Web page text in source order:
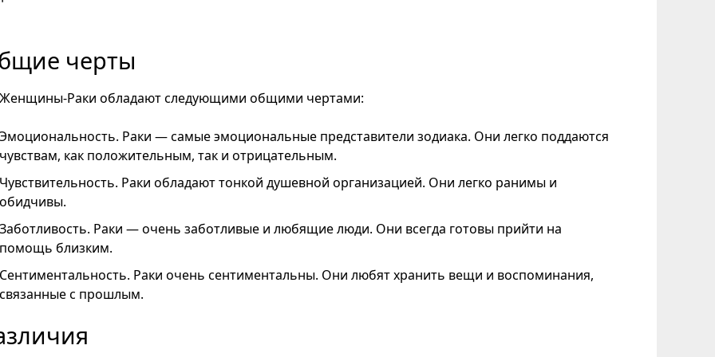
черты
Женщины-Раки обладают следующими общими чертами:
Эмоциональность. Раки — самые эмоциональные представители зодиака. Они легко поддаются
чувствам, как положительным, так и отрицательным.
Чувствительность. Раки обладают тонкой душевной организацией. Они легко ранимы и
обидчивы.
Заботливость. Раки — очень заботливые и любящие люди. Они всегда готовы прийти на
помощь близким.
Сентиментальность. Раки очень сентиментальны. Они любят хранить вещи и воспоминания,
связанные с прошлым.